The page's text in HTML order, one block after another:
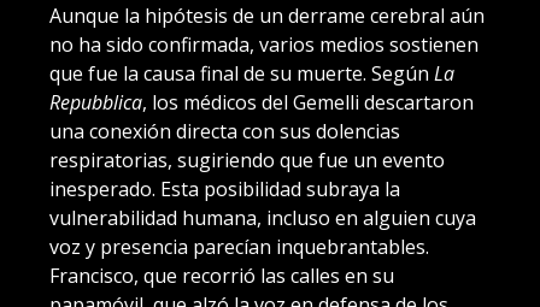
Aunque la hipótesis de un derrame cerebral aún
no ha sido confirmada, varios medios sostienen
que fue la causa final de su muerte. Según La
Repubblica, los médicos del Gemelli descartaron
una conexión directa con sus dolencias
respiratorias, sugiriendo que fue un evento
inesperado. Esta posibilidad subraya la
vulnerabilidad humana, incluso en alguien cuya
voz y presencia parecían inquebrantables.
Francisco, que recorrió las calles en su